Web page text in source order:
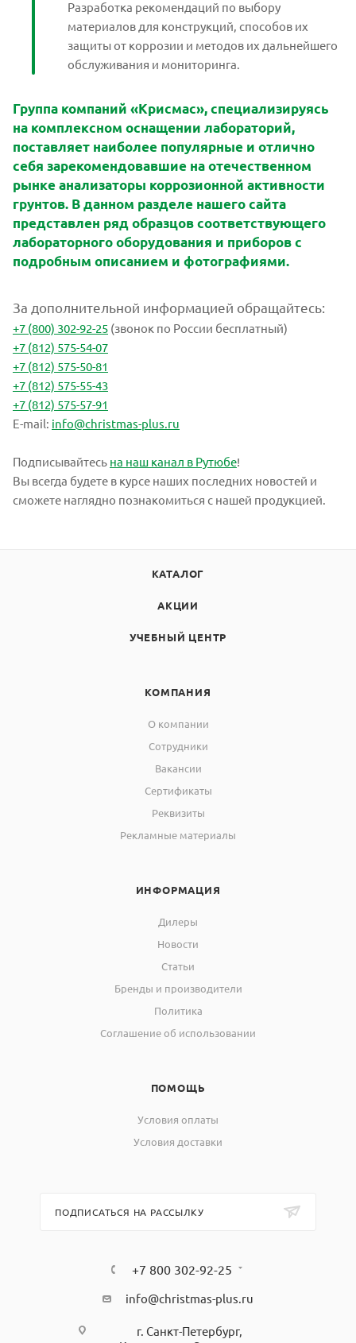
Разработка рекомендаций по выбору
материалов для конструкций, способов их
защиты от коррозии и методов их дальнейшего
обслуживания и мониторинга.
Группа компаний «Крисмас», специализируясь
на комплексном оснащении лабораторий,
поставляет наиболее популярные и отлично
себя зарекомендовавшие на отечественном
рынке анализаторы коррозионной активности
грунтов. В данном разделе нашего сайта
представлен ряд образцов соответствующего
лабораторного оборудования и приборов с
подробным описанием и фотографиями.
За дополнительной информацией обращайтесь:
+7 (800) 302-92-25 (звонок по России бесплатный)
+7 (812) 575-54-07
+7 (812) 575-50-81
+7 (812) 575-55-43
+7 (812) 575-57-91
E-mail: info@christmas-plus.ru
Подписывайтесь на наш канал в Рутюбе!
Вы всегда будете в курсе наших последних новостей и
сможете наглядно познакомиться с нашей продукцией.
КАТАЛОГ
АКЦИИ
УЧЕБНЫЙ ЦЕНТР
КОМПАНИЯ
О компании
Сотрудники
Вакансии
Сертификаты
Реквизиты
Рекламные материалы
ИНФОРМАЦИЯ
Дилеры
Новости
Статьи
Бренды и производители
Политика
Соглашение об использовании
ПОМОЩЬ
Условия оплаты
Условия доставки
ПОДПИСАТЬСЯ НА РАССЫЛКУ
+7 800 302-92-25
info@christmas-plus.ru
г. Санкт-Петербург,